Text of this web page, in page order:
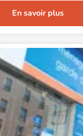
En savoir plus